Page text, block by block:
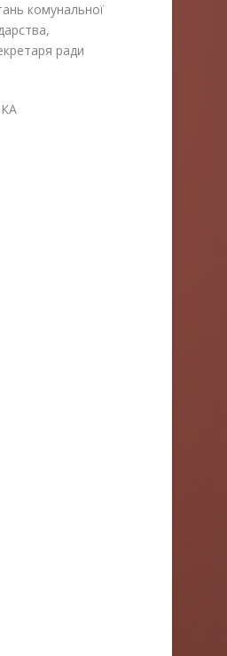
комунальної
ради